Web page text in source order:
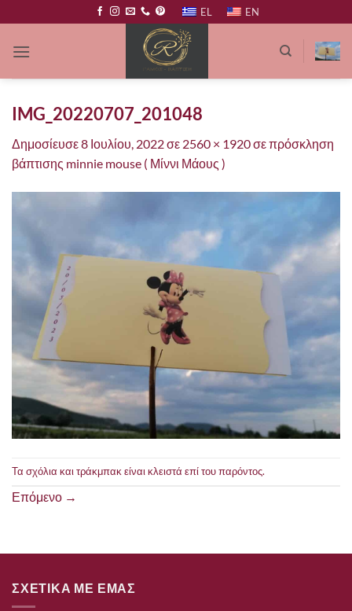
στο
περιεχόμενο
EL EN
IMG_20220707_201048
Δημοσίευσε8 Ιουλίου, 2022σε 2560 × 1920σεπρόσκληση
βάπτισης minnie mouse ( Μίννι Μάους )
Τα σχόλια και τράκμπακ είναι κλειστά επί του παρόντος.
Επόμενο →
ΣΧΕΤΙΚΑ ΜΕ ΕΜΑΣ